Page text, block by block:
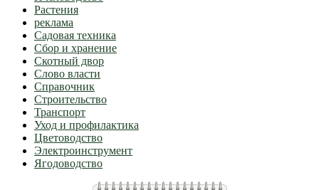
Растения
реклама
Садовая техника
Сбор и хранение
Скотный двор
Слово власти
Справочник
Строительство
Транспорт
Уход и профилактика
Цветоводство
Электроинструмент
Ягодоводство